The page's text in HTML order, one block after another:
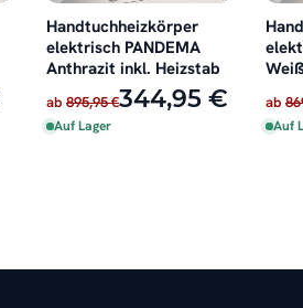
Handtuchheizkörper
elektrisch PANDEMA
Anthrazit inkl. Heizstab
ab 895,95 €344,95 €
Auf Lager
ab
Auf